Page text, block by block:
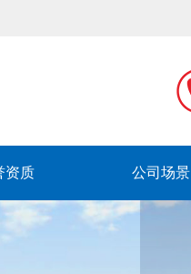
资质 公司场景